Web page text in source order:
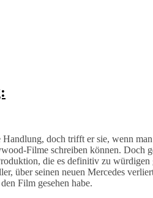
doch trifft er sie, wenn
Filme schreiben können. Doch
die es definitiv zu würdigen
über seinen neuen Mercedes
Film gesehen habe.